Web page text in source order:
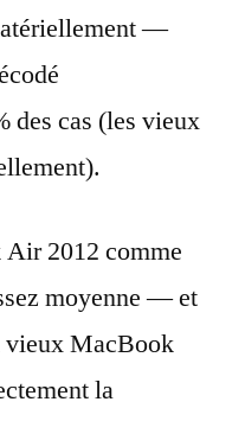
—
des cas (les vieux
2012 comme
moyenne — et
vieux MacBook
la